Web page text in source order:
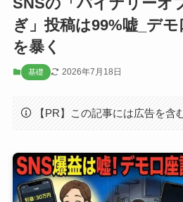
ぎ」投稿は99%嘘_デモ
を暴く
基礎 2026年7月18日
【PR】この記事には広告を含